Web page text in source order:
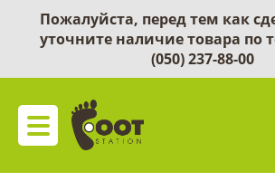
Пожалуйста, перед тем как
уточните наличие товара по
(050) 237-88-00